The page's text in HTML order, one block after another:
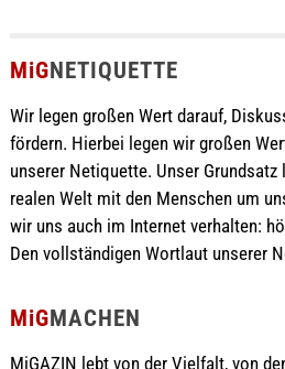
MiGNETIQUETTE
Wir legen großen Wert darauf,
fördern. Hierbei legen wir großen
unserer Netiquette. Unser
realen Welt mit den Menschen um
wir uns auch im Internet verhalten:
Den vollständigen Wortlaut unserer
MiGMACHEN
MiGAZIN lebt von der Vielfalt, von